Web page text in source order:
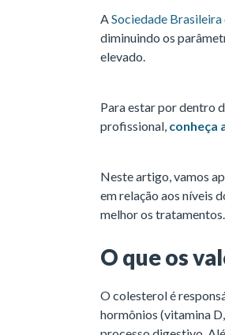
ASociedade
diminuindo os
elevado.
Para estar por dentro
profissional, conheça
Neste artigo, vamos
em relação aos níveis
melhor os
O que os
O colesterol é
hormônios (vitamina